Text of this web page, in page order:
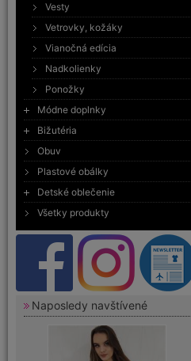
Vesty
Vetrovky, kožáky
Vianočná edícia
Nadkolienky
Ponožky
Módne doplnky
Bižutéria
Obuv
Plastové obálky
Detské oblečenie
Všetky produkty
Naposledy navštívené